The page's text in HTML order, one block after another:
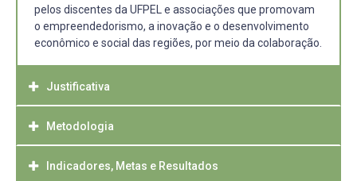
pelos discentes da UFPEL e associações que promovam
o empreendedorismo, a inovação e o desenvolvimento
econômico e social das regiões, por meio da colaboração.
Justificativa
Nas disciplinas de gerenciamento de projetos e
empreendedorismo e inovação os discentes
desenvolvem projetos e estudos para novos negócios.
Metodologia
O projeto será executado na forma de reuniões,
Indicadores, Metas e Resultados